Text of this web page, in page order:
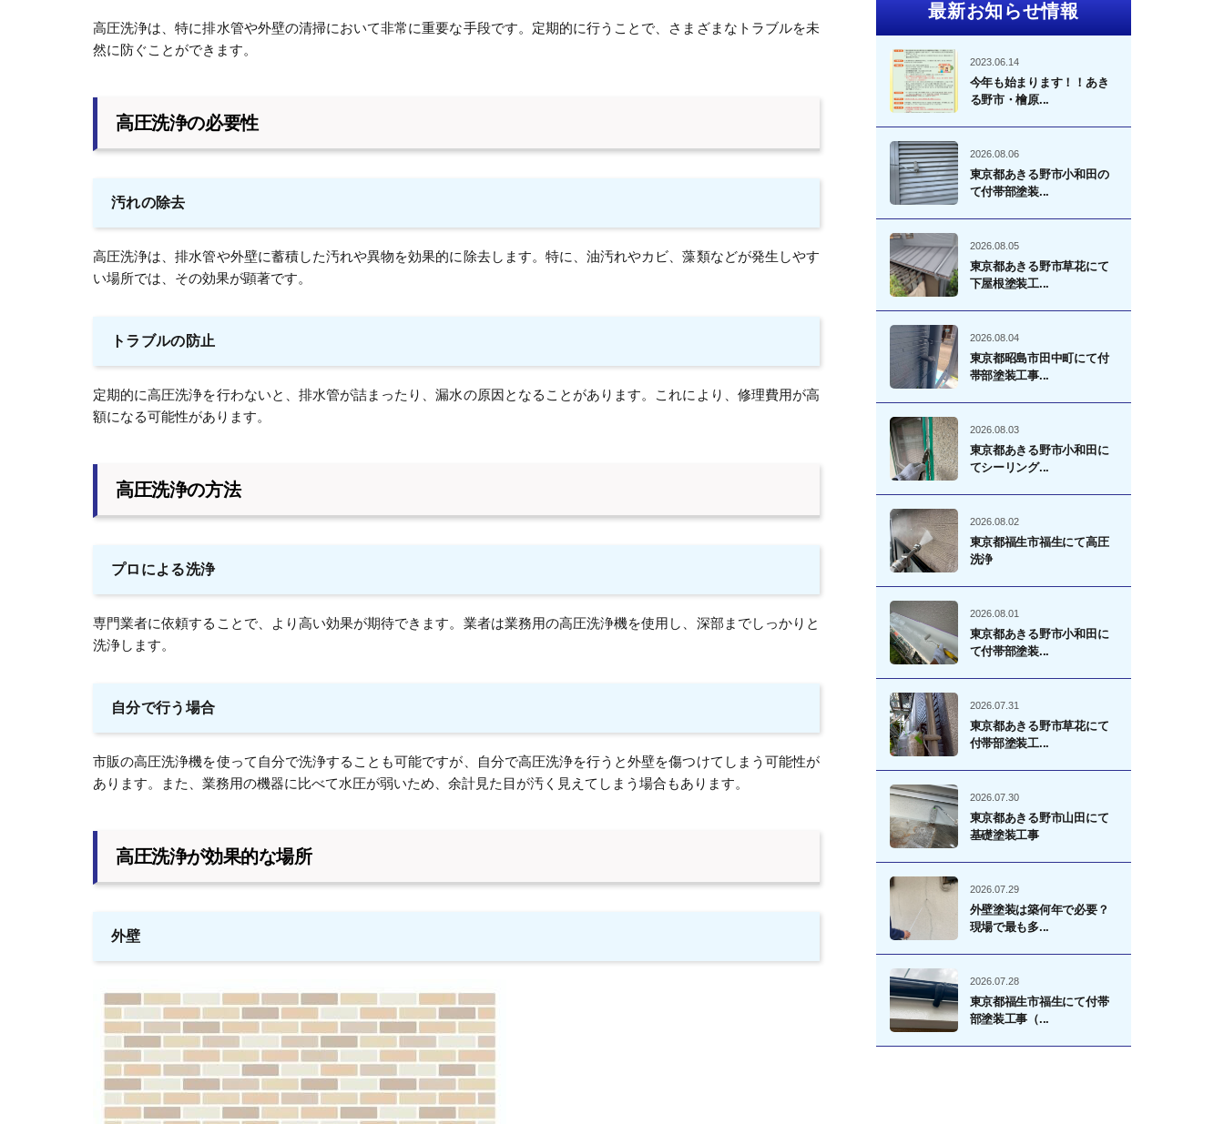
高圧洗浄は、特に排水管や外壁の清掃において非常に重要な手段です。定期的に行うことで、さまざまなトラブルを未
然に防ぐことができます。
高圧洗浄の必要性
汚れの除去
高圧洗浄は、排水管や外壁に蓄積した汚れや異物を効果的に除去します。特に、油汚れやカビ、藻類などが発生しやす
い場所では、その効果が顕著です。
トラブルの防止
定期的に高圧洗浄を行わないと、排水管が詰まったり、漏水の原因となることがあります。これにより、修理費用が高
額になる可能性があります。
高圧洗浄の方法
プロによる洗浄
専門業者に依頼することで、より高い効果が期待できます。業者は業務用の高圧洗浄機を使用し、深部までしっかりと
洗浄します。
自分で行う場合
市販の高圧洗浄機を使って自分で洗浄することも可能ですが、自分で高圧洗浄を行うと外壁を傷つけてしまう可能性が
あります。また、業務用の機器に比べて水圧が弱いため、余計見た目が汚く見えてしまう場合もあります。
高圧洗浄が効果的な場所
外壁
最新お知らせ情報
2023.06.14
今年も始まります！！あき
る野市・檜原...
2026.08.06
東京都あきる野市小和田の
て付帯部塗装...
2026.08.05
東京都あきる野市草花にて
下屋根塗装工...
2026.08.04
東京都昭島市田中町にて付
帯部塗装工事...
2026.08.03
東京都あきる野市小和田に
てシーリング...
2026.08.02
東京都福生市福生にて高圧
洗浄
2026.08.01
東京都あきる野市小和田に
て付帯部塗装...
2026.07.31
東京都あきる野市草花にて
付帯部塗装工...
2026.07.30
東京都あきる野市山田にて
基礎塗装工事
2026.07.29
外壁塗装は築何年で必要？
現場で最も多...
2026.07.28
東京都福生市福生にて付帯
部塗装工事（...